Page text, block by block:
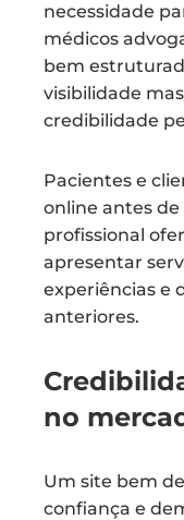
necessidade
médicos
bem
visibilidade
credibilidade
Pacientes e
online antes
profissional
apresentar
experiências e
anteriores.
no
Um site bem
confiança e